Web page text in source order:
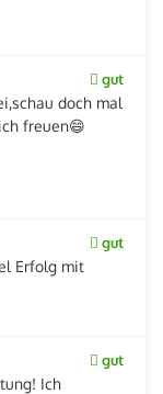
gut
doch mal
freuen😄
gut
Erfolg mit
gut
Ich